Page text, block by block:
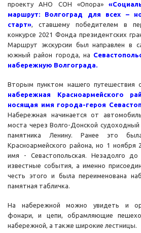
проекту АНО СОН «Опора»
маршрут: Волгоград для всех –
старт», ставшему победителем в
конкурсе 2021 Фонда президентских
Маршрут экскурсии был направлен в
южный район города, на
набережную Волгограда.
Вторым пунктом нашего путешествия
набережная Красноармейского
носящая имя города-героя
Набережная начинается от
моста через Волго-Донской судоходный
памятника Ленину. Ранее это
Красноармейского района, но 1 ноября
имя - Севастопольская. Незадолго
известные события, а именно
честь этого и была переименована
памятная табличка.
На набережной можно увидеть и
фонари, и цепи, обрамляющие
набережной, а также широкие лестницы.